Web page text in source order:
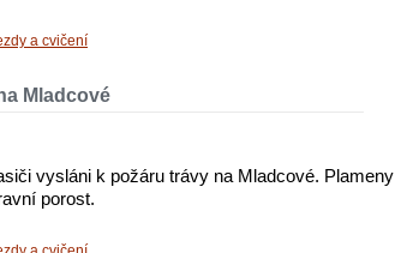
a cvičení
Mladcové
vysláni k požáru trávy na Mladcové. Plameny
porost.